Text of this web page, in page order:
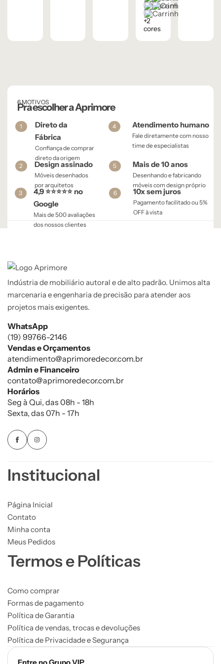
Cinza Grafite
Ébano
Frapê
+2
cores
6 MOTIVOS
Pra escolher a Aprimore
1
Direto da
Fábrica
Confiança de comprar
direto da origem
4 Atendimento humano
Fale diretamente com nosso
time de especialistas
2 Design assinado
Móveis desenhados
por arquitetos
5 Mais de 10 anos
Desenhando e fabricando
móveis com design próprio
3
4,9 ⭐⭐⭐⭐⭐ no
Google
Mais de 500 avaliações
dos nossos clientes
6 10x sem juros
Pagamento facilitado ou 5%
OFF à vista​
Indústria de mobiliário autoral e de alto padrão. Unimos alta
marcenaria e engenharia de precisão para atender aos
projetos mais exigentes.
WhatsApp
(19) 99766-2146
Vendas e Orçamentos
atendimento@aprimoredecor.com.br
Admin e Financeiro
contato@aprimoredecor.com.br
Horários
Seg à Qui, das 08h - 18h
Sexta, das 07h - 17h
Institucional
Página Inicial
Contato
Minha conta
Meus Pedidos
Termos e Políticas
Como comprar
Formas de pagamento
Política de Garantia
Política de vendas, trocas e devoluções
Política de Privacidade e Segurança